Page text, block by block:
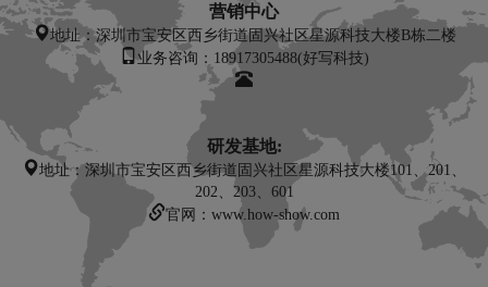
营销中心
地址：深圳市宝安区西乡街道固兴社区星源科技大楼B栋二楼
业务咨询：18917305488(好写科技)
研发基地:
地址：深圳市宝安区西乡街道固兴社区星源科技大楼101、201、
202、203、601
官网：www.how-show.com